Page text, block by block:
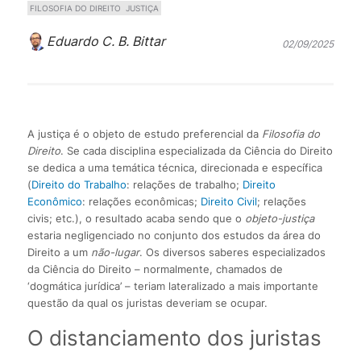
FILOSOFIA DO DIREITO JUSTIÇA
Eduardo C. B. Bittar 02/09/2025
A justiça é o objeto de estudo preferencial da Filosofia do
Direito. Se cada disciplina especializada da Ciência do Direito
se dedica a uma temática técnica, direcionada e específica
(Direito do Trabalho: relações de trabalho; Direito
Econômico: relações econômicas; Direito Civil; relações
civis; etc.), o resultado acaba sendo que o objeto-justiça
estaria negligenciado no conjunto dos estudos da área do
Direito a um não-lugar. Os diversos saberes especializados
da Ciência do Direito – normalmente, chamados de
‘dogmática jurídica’ – teriam lateralizado a mais importante
questão da qual os juristas deveriam se ocupar.
O distanciamento dos juristas